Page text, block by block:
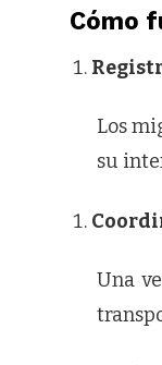
Cómo
Los
su
Una